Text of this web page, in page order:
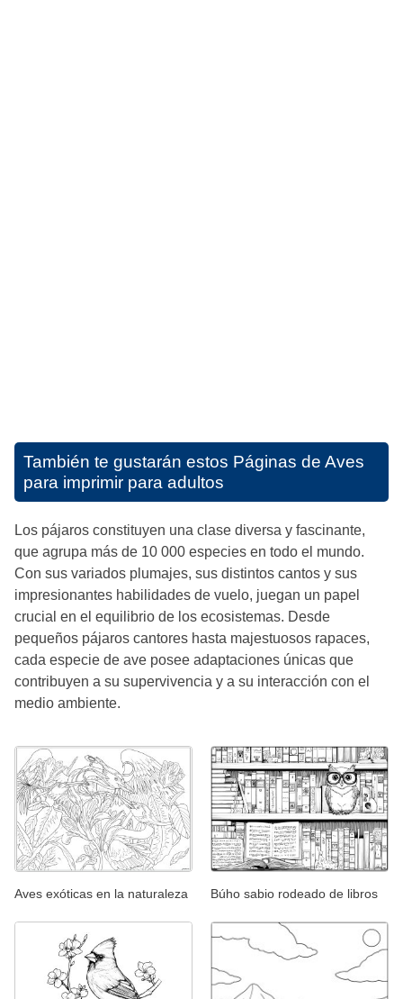
También te gustarán estos Páginas de Aves
para imprimir para adultos
Los pájaros constituyen una clase diversa y fascinante,
que agrupa más de 10 000 especies en todo el mundo.
Con sus variados plumajes, sus distintos cantos y sus
impresionantes habilidades de vuelo, juegan un papel
crucial en el equilibrio de los ecosistemas. Desde
pequeños pájaros cantores hasta majestuosos rapaces,
cada especie de ave posee adaptaciones únicas que
contribuyen a su supervivencia y a su interacción con el
medio ambiente.
Aves exóticas en la naturaleza Búho sabio rodeado de libros